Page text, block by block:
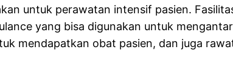
untuk perawatan intensif pasien.
yang bisa digunakan untuk
mendapatkan obat pasien, dan juga